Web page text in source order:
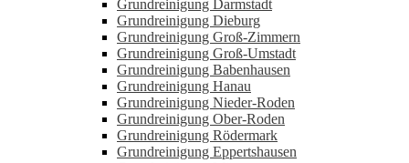
Grundreinigung Darmstadt
Grundreinigung Dieburg
Grundreinigung Groß-Zimmern
Grundreinigung Groß-Umstadt
Grundreinigung Babenhausen
Grundreinigung Hanau
Grundreinigung Nieder-Roden
Grundreinigung Ober-Roden
Grundreinigung Rödermark
Grundreinigung Eppertshausen